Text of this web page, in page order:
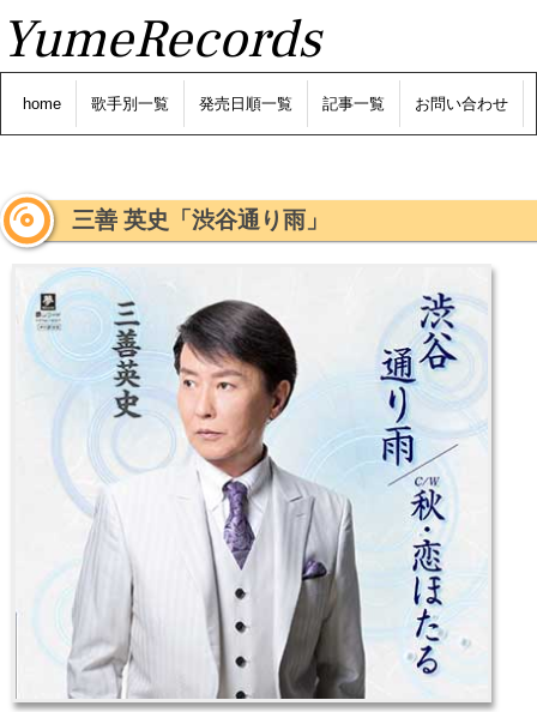
YumeRecords
home 歌手別一覧 発売日順一覧 記事一覧 お問い合わせ
三善 英史「渋谷通り雨」